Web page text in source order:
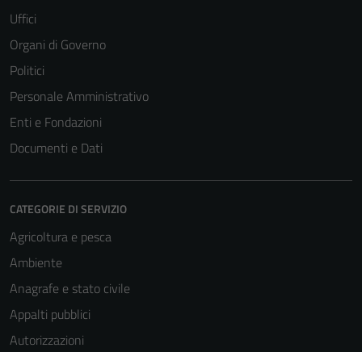
Uffici
Organi di Governo
Politici
Personale Amministrativo
Enti e Fondazioni
Documenti e Dati
CATEGORIE DI SERVIZIO
Agricoltura e pesca
Ambiente
Anagrafe e stato civile
Appalti pubblici
Autorizzazioni